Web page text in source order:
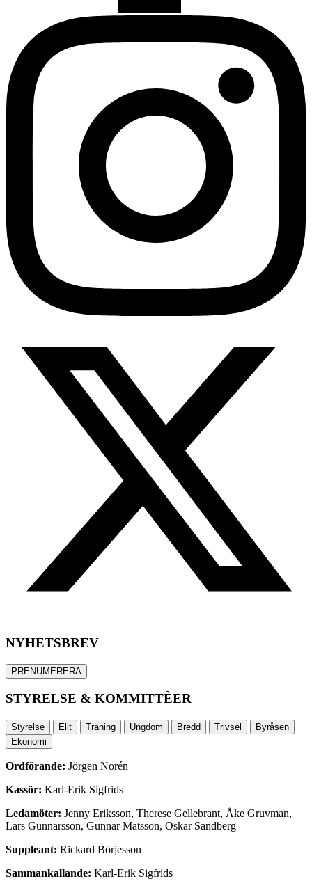
NYHETSBREV
PRENUMERERA
STYRELSE & KOMMITTÈER
Styrelse Elit Träning Ungdom Bredd Trivsel
Byråsen
Ekonomi
Ordförande: Jörgen Norén
Kassör: Karl-Erik Sigfrids
Ledamöter: Jenny Eriksson, Therese Gellebrant, Åke Gruvman,
Lars Gunnarsson, Gunnar Matsson, Oskar Sandberg
Suppleant: Rickard Börjesson
Sammankallande: Karl-Erik Sigfrids